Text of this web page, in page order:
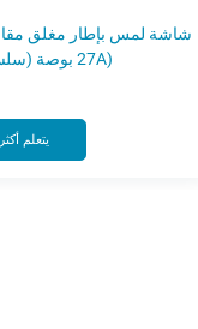
27 بوصة (سلسلة 3A)
يتعلم أكثر